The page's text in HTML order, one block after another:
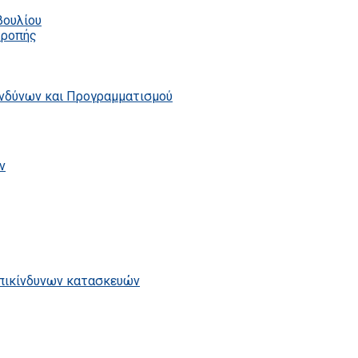
και Προγραμματισμού
κατασκευών